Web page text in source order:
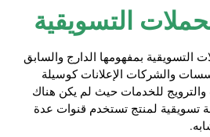
التسويقية
بمفهومها الدارج والسابق
والشركات الإعلانات كوسيلة
للخدمات حيث لم يكن هناك
لمنتج تستخدم قنوات عدة